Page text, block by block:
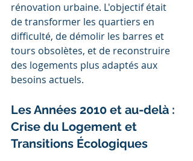
rénovation urbaine. L'objectif était
de transformer les quartiers en
difficulté, de démolir les barres et
tours obsolètes, et de reconstruire
des logements plus adaptés aux
besoins actuels.
Les Années 2010 et au-delà :
Crise du Logement et
Transitions Écologiques